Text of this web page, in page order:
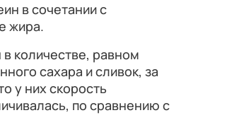
в сочетании с
жира.
количестве, равном
сахара и сливок, за
у них скорость
по сравнению с